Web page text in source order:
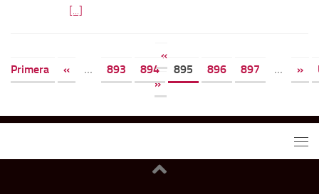
[...]
«
Primera
« ... 893 894 895 896 897 ... »
»